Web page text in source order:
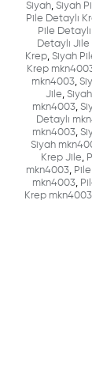
Siyah, Siyah
Pile Detaylı
Pile
Detaylı
Krep, Siyah
Krep
mkn4003,
Jile,
mkn4003,
Detaylı
mkn4003,
Siyah
Krep Jile,
mkn4003,
mkn4003,
Krep mkn4003